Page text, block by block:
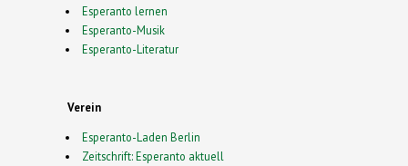
Esperanto lernen
Esperanto-Musik
Esperanto-Literatur
Verein
Esperanto-Laden Berlin
Zeitschrift: Esperanto aktuell